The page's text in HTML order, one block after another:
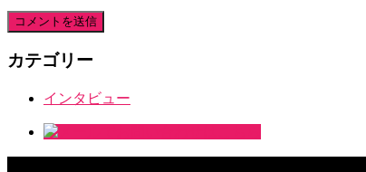
カテゴリー
インタビュー